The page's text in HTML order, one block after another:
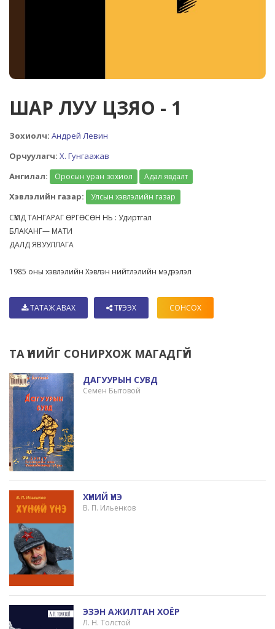
ШАР ЛУУ ЦЗЯО - 1
Зохиолч: Андрей Левин
Орчуулагч: X. Гунгаажав
Ангилал:
Оросын уран зохиол Адал явдалт
Хэвлэлийн газар:
Улсын хэвлэлийн газар
СҮМД ТАНГАРАГ ӨРГӨСӨН НЬ : Удиртгал
БЛАКАНГ— МАТИ
ДАЛД ЯВУУЛЛАГА
1985 оны хэвлэлийн Хэвлэн нийтлэлийн мэдээлэл
ТАТАЖ АВАХ ТҮГЭЭХ СОНСОХ
ТА ҮҮНИЙГ СОНИРХОЖ МАГАДГҮЙ
ДАГУУРЫН СУВД
Семен Бытовой
ХҮНИЙ ҮНЭ
В. П. Ильенков
ЭЗЭН АЖИЛТАН ХОЁР
Л. Н. Толстой